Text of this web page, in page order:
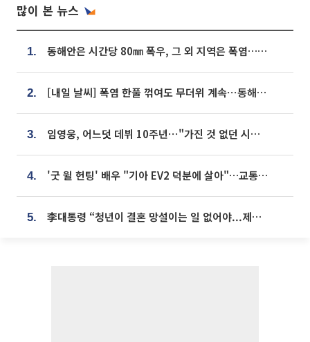
많이 본 뉴스
1. 동해안은 시간당 80㎜ 폭우, 그 외 지역은 폭염…‘극과 극 날씨’
2. [내일 날씨] 폭염 한풀 꺾여도 무더위 계속⋯동해안 이틀 연속 비
3. 임영웅, 어느덧 데뷔 10주년⋯"가진 것 없던 시절, 내 앞엔 20명의 팬뿐"
4. '굿 윌 헌팅' 배우 "기아 EV2 덕분에 살아"…교통사고 후 안전성 극찬
5. 李대통령 “청년이 결혼 망설이는 일 없어야...제도상 불이익 조사”